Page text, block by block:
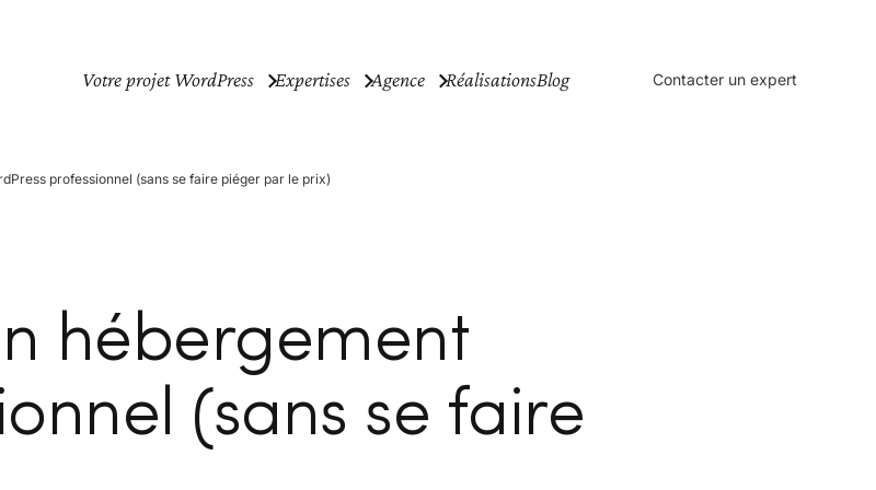
Votre projet WordPress Expertises Agence RéalisationsBlog Contacter un expert
professionnel (sans se faire piéger par le prix)
hébergement
(sans se faire